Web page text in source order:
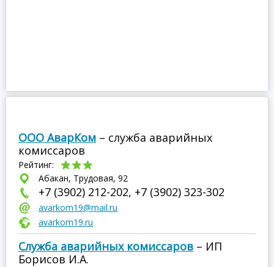
ООО АварКом – служба аварийных
комиссаров
Рейтинг:
Абакан, Трудовая, 92
+7 (3902) 212-202, +7 (3902) 323-302
avarkom19@mail.ru
avarkom19.ru
Служба аварийных комиссаров – ИП
Борисов И.А.